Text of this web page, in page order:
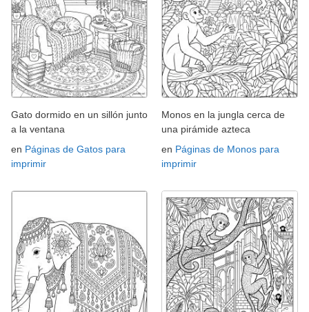
Gato dormido en un sillón junto
a la ventana
en Páginas de Gatos para
imprimir
Monos en la jungla cerca de
una pirámide azteca
en Páginas de Monos para
imprimir